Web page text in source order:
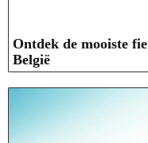
Ontdek de mooiste
België